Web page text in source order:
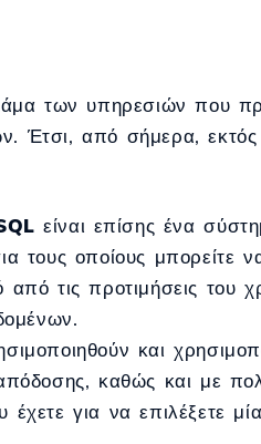
των υπηρεσιών που
Έτσι, από σήμερα,
είναι επίσης ένα
τους οποίους
από τις προτιμήσεις
και
καθώς και με
για να επιλέξετε